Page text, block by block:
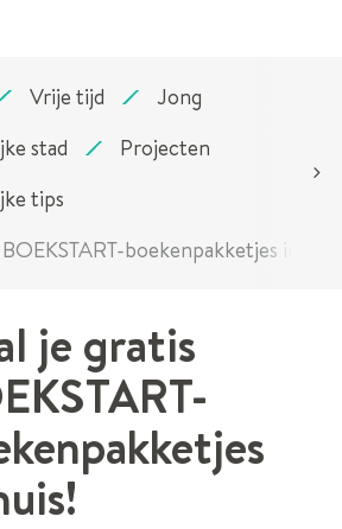
Vrije tijd
Jong
stad
Projecten
tips
boekenpakketjes in
je gratis